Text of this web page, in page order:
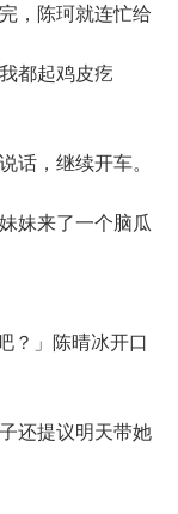
，陈珂就连忙给
都起鸡皮疙
，继续开车。
妹来了一个脑瓜
」陈晴冰开口
还提议明天带她